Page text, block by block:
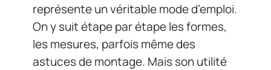
représente un véritable mode d’emploi.
On y suit étape par étape les formes,
les mesures, parfois même des
astuces de montage. Mais son utilité